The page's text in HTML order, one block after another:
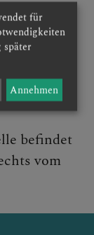
kann bis
befindet
vom
für
später
Annehmen